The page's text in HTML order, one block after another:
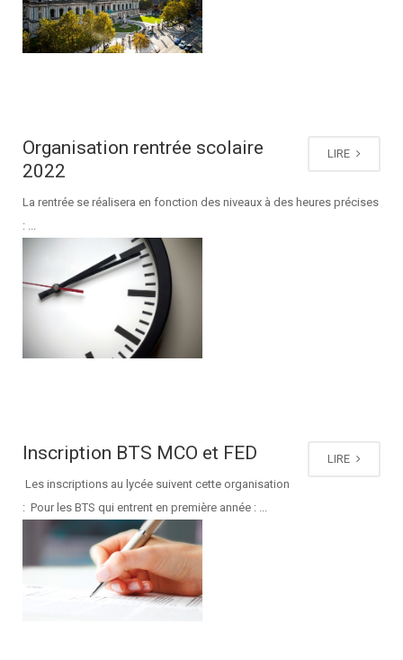
LIRE
Organisation rentrée scolaire
2022
La rentrée se réalisera en fonction des niveaux à des heures précises
: ...
LIRE
Inscription BTS MCO et FED
Les inscriptions au lycée suivent cette organisation
: Pour les BTS qui entrent en première année : ...